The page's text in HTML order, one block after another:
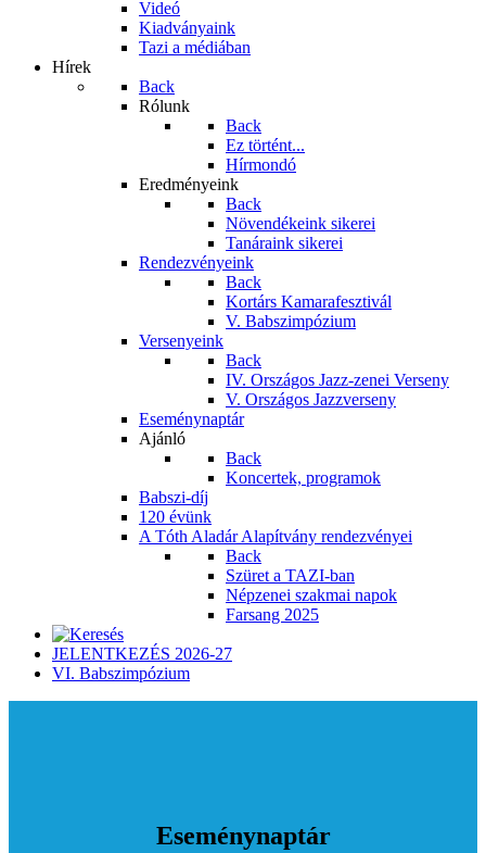
Videó
Kiadványaink
Tazi a médiában
Hírek
Back
Rólunk
Back
Ez történt...
Hírmondó
Eredményeink
Back
Növendékeink sikerei
Tanáraink sikerei
Rendezvényeink
Back
Kortárs Kamarafesztivál
V. Babszimpózium
Versenyeink
Back
IV. Országos Jazz-zenei Verseny
V. Országos Jazzverseny
Eseménynaptár
Ajánló
Back
Koncertek, programok
Babszi-díj
120 évünk
A Tóth Aladár Alapítvány rendezvényei
Back
Szüret a TAZI-ban
Népzenei szakmai napok
Farsang 2025
JELENTKEZÉS 2026-27
VI. Babszimpózium
Eseménynaptár